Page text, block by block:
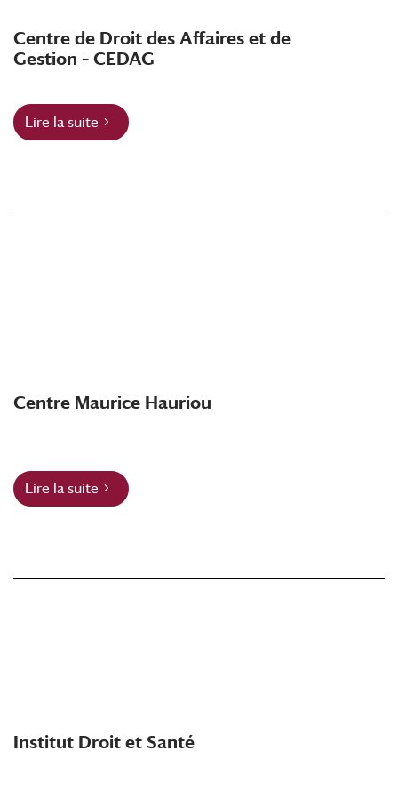
Centre de Droit des Affaires et de
Gestion – CEDAG
Lire la suite
Centre Maurice Hauriou
Lire la suite
Institut Droit et Santé